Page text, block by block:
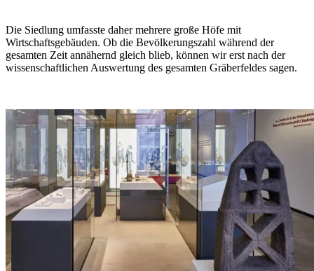
Die Siedlung umfasste daher mehrere große Höfe mit
Wirtschaftsgebäuden. Ob die Bevölkerungszahl während der
gesamten Zeit annähernd gleich blieb, können wir erst nach der
wissenschaftlichen Auswertung des gesamten Gräberfeldes sagen.